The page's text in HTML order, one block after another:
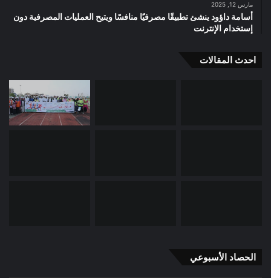
مارس 12, 2025
أسامة داؤود ينشئ تطبيقًا مصرفيًا منافسًا ويتيح العمليات المصرفية دون
إستخدام الإنترنت
احدث المقالات
الحصاد الأسبوعي